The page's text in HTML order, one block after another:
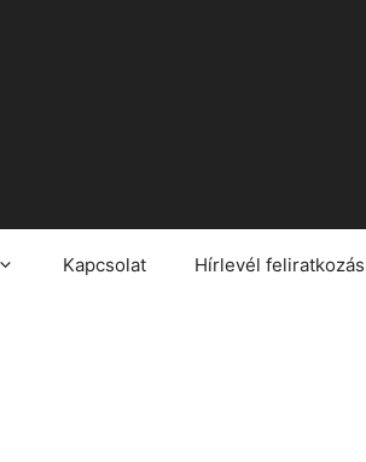
Kapcsolat Hírlevél feliratkozás